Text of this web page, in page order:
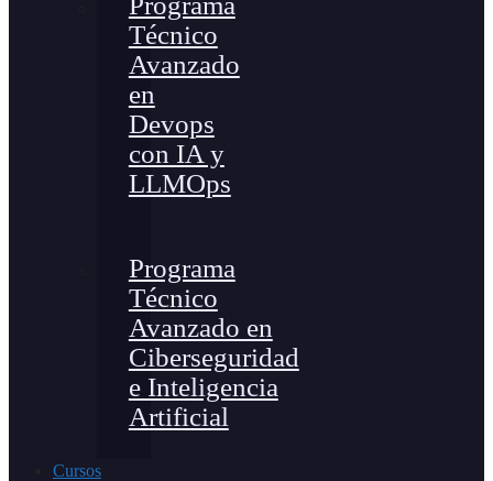
Técnico
Avanzado
en
Devops
con IA y
LLMOps
Programa
Técnico
Avanzado en
Ciberseguridad
e Inteligencia
Artificial
Cursos